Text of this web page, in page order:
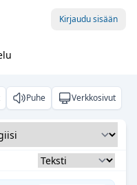
Kirjaudu sisään
Puhe Verkkosivut